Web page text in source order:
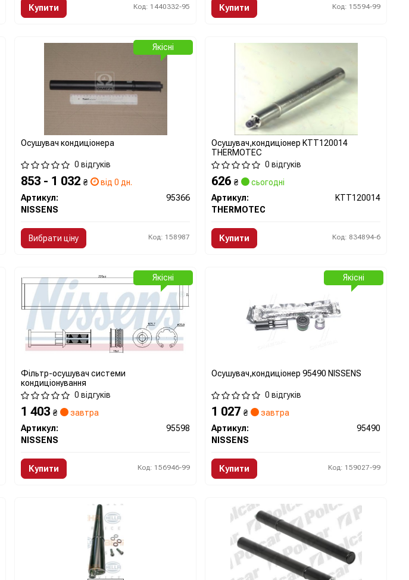
Купити Код: 1440332-95 Купити Код: 15594-99
Осушувач кондиціонера
0 відгуків
853 - 1 032₴
від 0 дн.
Артикул:
95366
NISSENS
Вибрати ціну Код: 158987
Якісні
Осушувач,кондиціонер KTT120014
THERMOTEC
0 відгуків
626₴
сьогодні
Артикул:
KTT120014
THERMOTEC
Купити Код: 834894-6
Фільтр-осушувач системи
кондиціонування
0 відгуків
1 403₴
завтра
Артикул:
95598
NISSENS
Купити Код: 156946-99
Якісні
Осушувач,кондиціонер 95490 NISSENS
0 відгуків
1 027₴
завтра
Артикул:
95490
NISSENS
Купити Код: 159027-99
Якісні